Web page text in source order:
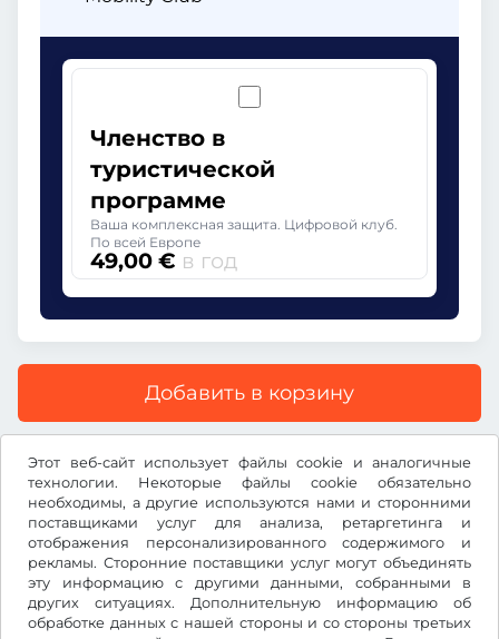
Этот веб-сайт использует файлы cookie и аналогичные
технологии. Некоторые файлы cookie обязательно
необходимы, а другие используются нами и сторонними
поставщиками услуг для анализа, ретаргетинга и
отображения персонализированного содержимого и
рекламы. Сторонние поставщики услуг могут объединять
эту информацию с другими данными, собранными в
других ситуациях. Дополнительную информацию об
обработке данных с нашей стороны и со стороны третьих
Членство в
туристической
программе
Ваша комплексная защита. Цифровой клуб.
По всей Европе
49,00 € в год
Добавить в корзину
Все цены указаны с учетом НДС.
€EUR